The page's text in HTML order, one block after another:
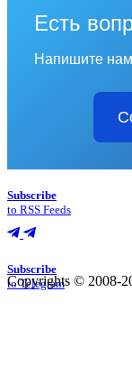
Есть
Напишите нам
Subscribe
to RSS Feeds
Subscribe
to Telegram
Copyrights © 2008-